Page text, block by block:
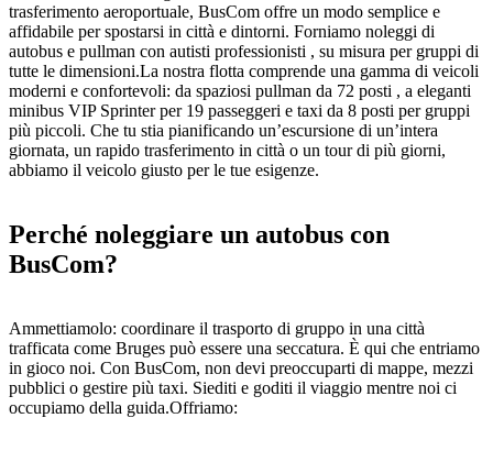
trasferimento aeroportuale, BusCom offre un modo semplice e
affidabile per spostarsi in città e dintorni. Forniamo noleggi di
autobus e pullman con autisti professionisti , su misura per gruppi di
tutte le dimensioni.La nostra flotta comprende una gamma di veicoli
moderni e confortevoli: da spaziosi pullman da 72 posti , a eleganti
minibus VIP Sprinter per 19 passeggeri e taxi da 8 posti per gruppi
più piccoli. Che tu stia pianificando un’escursione di un’intera
giornata, un rapido trasferimento in città o un tour di più giorni,
abbiamo il veicolo giusto per le tue esigenze.
Perché noleggiare un autobus con
BusCom?
Ammettiamolo: coordinare il trasporto di gruppo in una città
trafficata come Bruges può essere una seccatura. È qui che entriamo
in gioco noi. Con BusCom, non devi preoccuparti di mappe, mezzi
pubblici o gestire più taxi. Siediti e goditi il viaggio mentre noi ci
occupiamo della guida.Offriamo: